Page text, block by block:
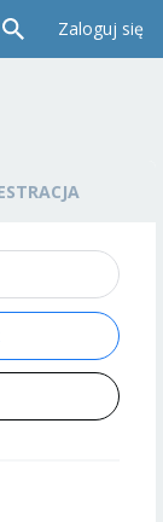
Zaloguj się